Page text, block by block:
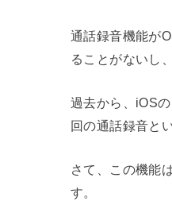
通話録音機能が
ることがないし
過去から、iOS
回の通話録音と
さて、この機能
す。